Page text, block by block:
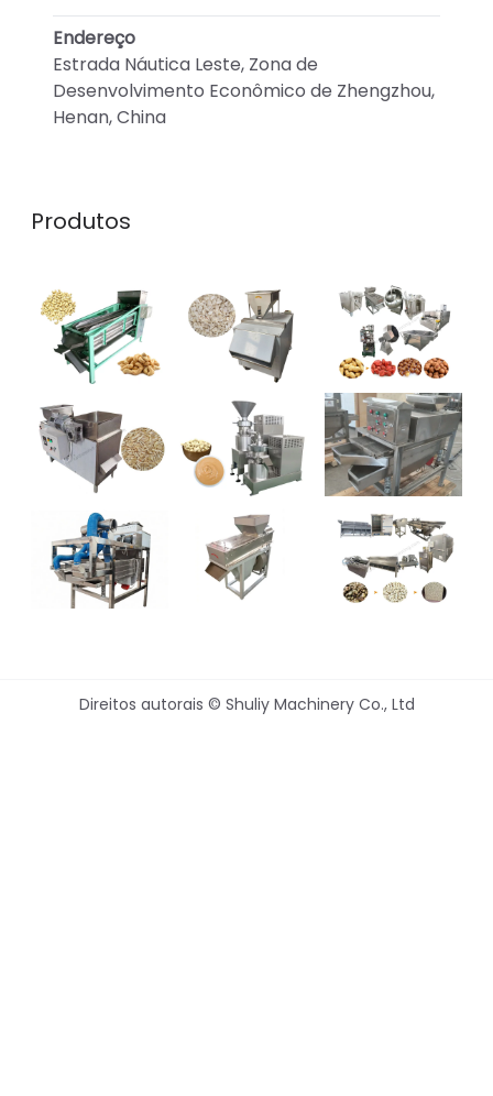
Endereço
Estrada Náutica Leste, Zona de
Desenvolvimento Econômico de Zhengzhou,
Henan, China
Produtos
Direitos autorais © Shuliy Machinery Co., Ltd